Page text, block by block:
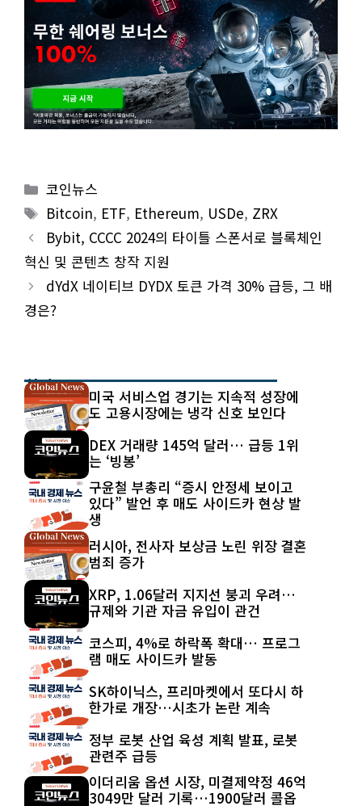
Categories
코인뉴스
Tags
Bitcoin, ETF, Ethereum, USDe, ZRX
Bybit, CCCC 2024의 타이틀 스폰서로 블록체인
혁신 및 콘텐츠 창작 지원
dYdX 네이티브 DYDX 토큰 가격 30% 급등, 그 배
경은?
최신 글
미국 서비스업 경기는 지속적 성장에
도 고용시장에는 냉각 신호 보인다
DEX 거래량 145억 달러… 급등 1위
는 ‘빙봉’
구윤철 부총리 “증시 안정세 보이고
있다” 발언 후 매도 사이드카 현상 발
생
러시아, 전사자 보상금 노린 위장 결혼
범죄 증가
XRP, 1.06달러 지지선 붕괴 우려…
규제와 기관 자금 유입이 관건
코스피, 4%로 하락폭 확대… 프로그
램 매도 사이드카 발동
SK하이닉스, 프리마켓에서 또다시 하
한가로 개장…시초가 논란 계속
정부 로봇 산업 육성 계획 발표, 로봇
관련주 급등
이더리움 옵션 시장, 미결제약정 46억
3049만 달러 기록…1900달러 콜옵